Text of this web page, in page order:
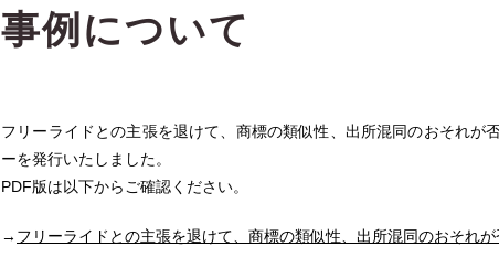
事例について
フリーライドとの主張を退けて、商標の類似性、出所混同のおそれが
ーを発行いたしました。
PDF版は以下からご確認ください。
→ フリーライドとの主張を退けて、商標の類似性、出所混同のおそれが